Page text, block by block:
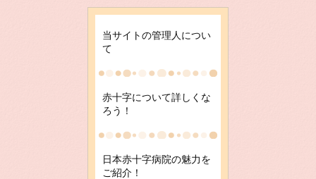
当サイトの管理人につい
て
赤十字について詳しくな
ろう！
日本赤十字病院の魅力を
ご紹介！